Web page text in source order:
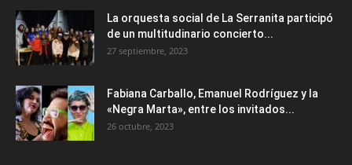
La orquesta social de La Serranita participó
de un multitudinario concierto...
27 septiembre, 2023
Fabiana Carballo, Emanuel Rodríguez y la
«Negra Marta», entre los invitados...
26 octubre, 2023